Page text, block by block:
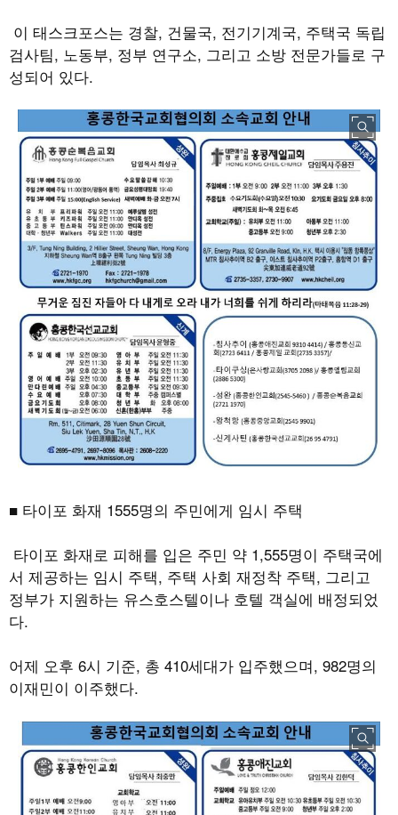
이 태스크포스는 경찰, 건물국, 전기기계국, 주택국 독립
검사팀, 노동부, 정부 연구소, 그리고 소방 전문가들로 구
성되어 있다.
■ 타이포 화재 1555명의 주민에게 임시 주택
타이포 화재로 피해를 입은 주민 약 1,555명이 주택국에
서 제공하는 임시 주택, 주택 사회 재정착 주택, 그리고
정부가 지원하는 유스호스텔이나 호텔 객실에 배정되었
다.
어제 오후 6시 기준, 총 410세대가 입주했으며, 982명의
이재민이 이주했다.